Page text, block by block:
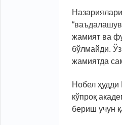
жамият ва
бўлмайди.
жамиятда
Нобел
кўпроқ
бериш учун